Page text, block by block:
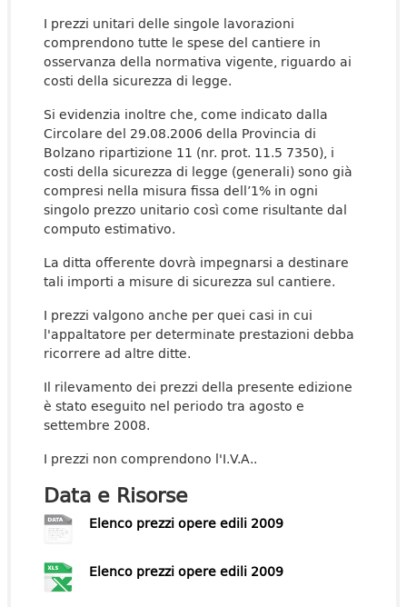
I prezzi unitari delle singole lavorazioni
comprendono tutte le spese del cantiere in
osservanza della normativa vigente, riguardo ai
costi della sicurezza di legge.
Si evidenzia inoltre che, come indicato dalla
Circolare del 29.08.2006 della Provincia di
Bolzano ripartizione 11 (nr. prot. 11.5 7350), i
costi della sicurezza di legge (generali) sono già
compresi nella misura fissa dell’1% in ogni
singolo prezzo unitario così come risultante dal
computo estimativo.
La ditta offerente dovrà impegnarsi a destinare
tali importi a misure di sicurezza sul cantiere.
I prezzi valgono anche per quei casi in cui
l'appaltatore per determinate prestazioni debba
ricorrere ad altre ditte.
Il rilevamento dei prezzi della presente edizione
è stato eseguito nel periodo tra agosto e
settembre 2008.
I prezzi non comprendono l'I.V.A..
Data e Risorse
Elenco prezzi opere edili 2009
Elenco prezzi opere edili 2009